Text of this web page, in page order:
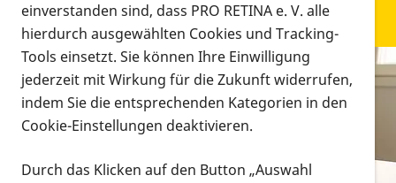
Infomaterial
Infomaterial
Vorlesen
einverstanden sind, dass PRO RETINA e. V. alle
hierdurch ausgewählten Cookies und Tracking-
Tools einsetzt. Sie können Ihre Einwilligung
jederzeit mit Wirkung für die Zukunft widerrufen,
indem Sie die entsprechenden Kategorien in den
Cookie-Einstellungen deaktivieren.
Durch das Klicken auf den Button „Auswahl